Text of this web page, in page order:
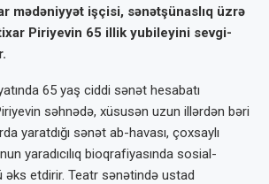
mədəniyyət işçisi, sənətşünaslıq üzrə
Piriyevin 65 illik yubileyini sevgi-
65 yaş ciddi sənət hesabatı
səhnədə, xüsusən uzun illərdən bəri
yaratdığı sənət ab-havası, çoxsaylı
yaradıcılıq bioqrafiyasında sosial-
etdirir. Teatr sənətində ustad